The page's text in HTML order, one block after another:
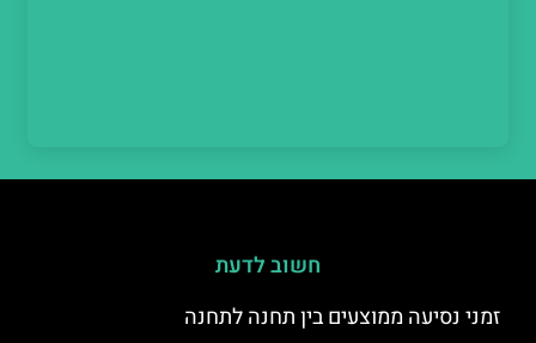
חשוב לדעת
זמני נסיעה ממוצעים בין תחנה לתחנה